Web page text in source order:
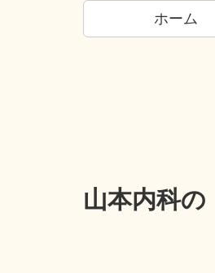
ホーム
山本内科